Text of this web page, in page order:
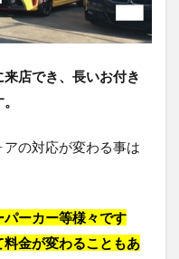
店でき、長いお付き
の対応が変わる事は
ーカー等様々です
金が変わることもあ